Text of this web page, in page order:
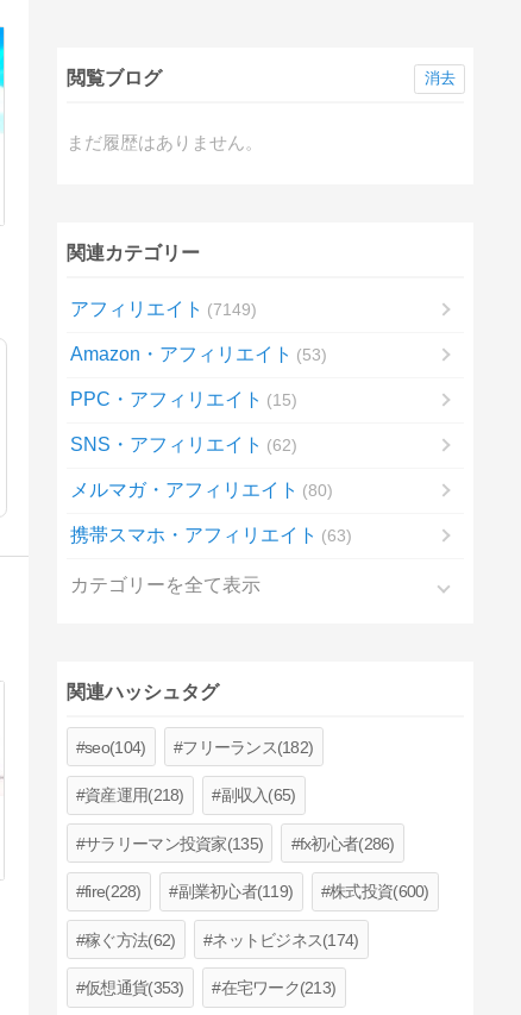
閲覧ブログ
まだ履歴はありません。
消去
関連カテゴリー
アフィリエイト 7149
Amazon・アフィリエイト 53
PPC・アフィリエイト 15
SNS・アフィリエイト 62
メルマガ・アフィリエイト 80
携帯スマホ・アフィリエイト 63
カテゴリーを全て表示
関連ハッシュタグ
seo(104) フリーランス(182)
資産運用(218) 副収入(65)
サラリーマン投資家(135) fx初心者(286)
fire(228) 副業初心者(119) 株式投資(600)
稼ぐ方法(62) ネットビジネス(174)
仮想通貨(353) 在宅ワーク(213)